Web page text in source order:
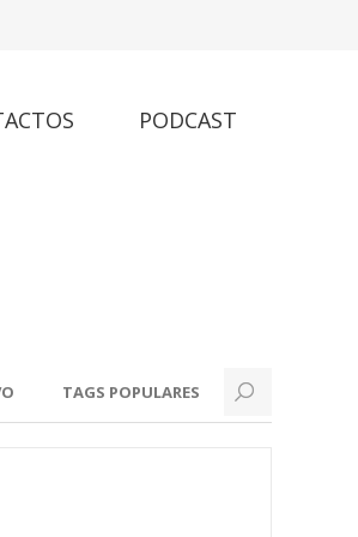
PODCAST
TAGS POPULARES